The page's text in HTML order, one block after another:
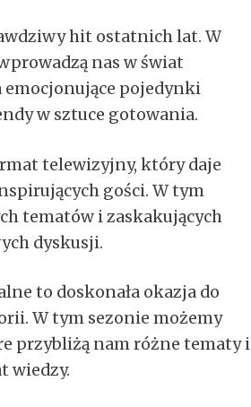
hit ostatnich lat. W
nas w świat
pojedynki
w sztuce gotowania.
telewizyjny, który daje
gości. W tym
tematów i zaskakujących
dyskusji.
to doskonała okazja do
W tym sezonie możemy
przybliżą nam różne tematy i
wiedzy.